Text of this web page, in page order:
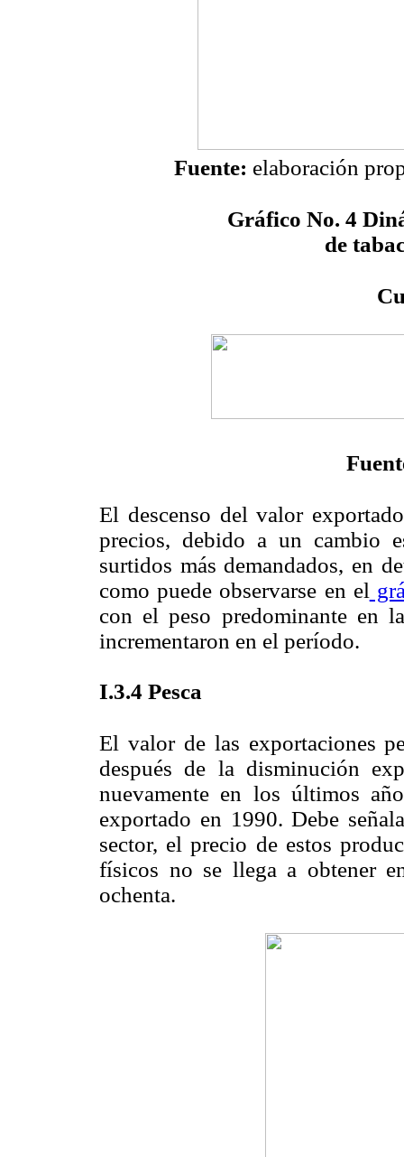
Fuente: elaboración
Gráfico No. 4
de
El descenso del valor
precios, debido a un cambio
surtidos más demandados, en
como puede observarse en el
con el peso predominante en
incrementaron en el período.
I.3.4 Pesca
El valor de las exportaciones
después de la disminución
nuevamente en los últimos
exportado en 1990. Debe
sector, el precio de estos
físicos no se llega a obtener
ochenta.